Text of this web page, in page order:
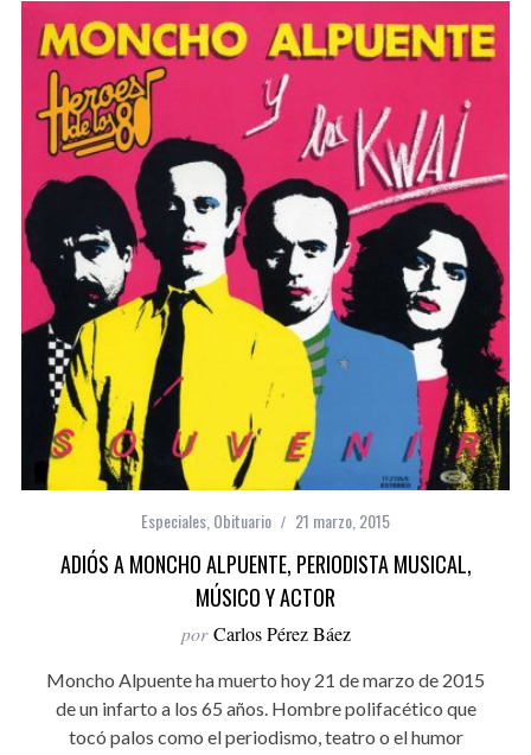
Especiales Obituario 21 marzo, 2015
ADIÓS A MONCHO ALPUENTE, PERIODISTA MUSICAL,
MÚSICO Y ACTOR
por Carlos Pérez Báez
Moncho Alpuente ha muerto hoy 21 de marzo de 2015
de un infarto a los 65 años. Hombre polifacético que
tocó palos como el periodismo, teatro o el humor